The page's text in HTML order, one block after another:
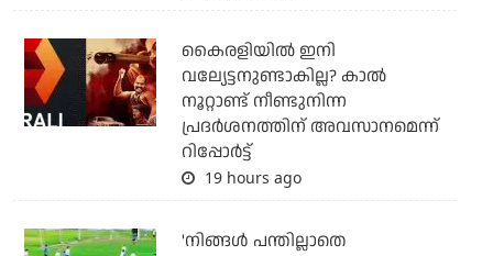
കൈരളിയില്‍ ഇനി
വല്യേട്ടനുണ്ടാകില്ല? കാല്‍
നൂറ്റാണ്ട് നീണ്ടുനിന്ന
പ്രദര്‍ശനത്തിന് അവസാനമെന്ന്
റിപ്പോര്‍ട്ട്
19 hours ago
'നിങ്ങള്‍ പന്തില്ലാതെ